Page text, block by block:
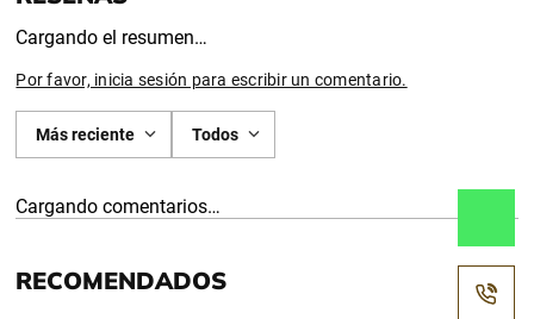
Cargando el resumen…
Por favor, inicia sesión para escribir un comentario.
Más reciente Todos
Cargando comentarios…
RECOMENDADOS